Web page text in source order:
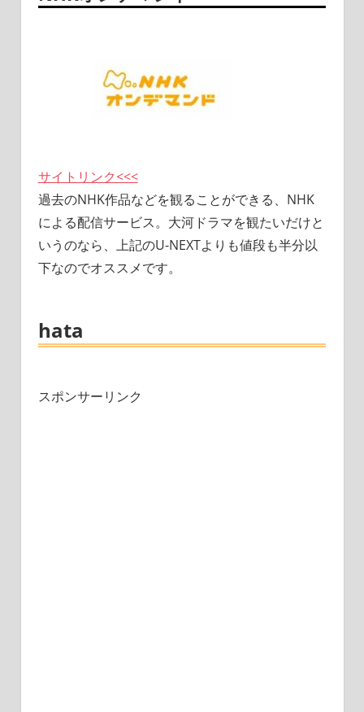
サイトリンク<<<
過去のNHK作品などを観ることができる、NHK
による配信サービス。大河ドラマを観たいだけと
いうのなら、上記のU-NEXTよりも値段も半分以
下なのでオススメです。
hata
スポンサーリンク